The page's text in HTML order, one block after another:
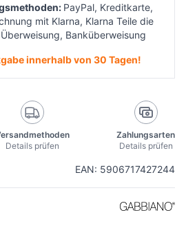
EAN: 5906717427244
PayPal, Kreditkarte,
mit Klarna, Klarna Teile die
Banküberweisung
innerhalb von 30 Tagen!
Details prüfen
Zahlungsarten
Details prüfen